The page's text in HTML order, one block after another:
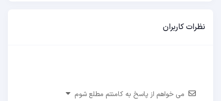
نظرات کاربران
می خواهم از پاسخ به کامنتم مطلع شوم